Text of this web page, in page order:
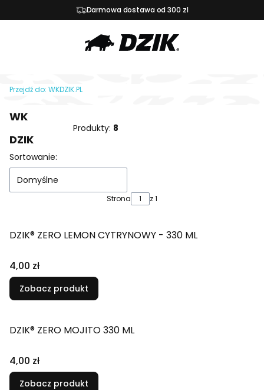
Darmowa dostawa od 300 zl
Przejdź do: WKDZIK.PL
WK
DZIK
Produkty: 8
Lista produktów
Sortowanie:
Domyślne
Strona z 1
DZIK® ZERO LEMON CYTRYNOWY - 330 ML
4,00 zł
Zobacz produkt
DZIK® ZERO MOJITO 330 ML
4,00 zł
Zobacz produkt